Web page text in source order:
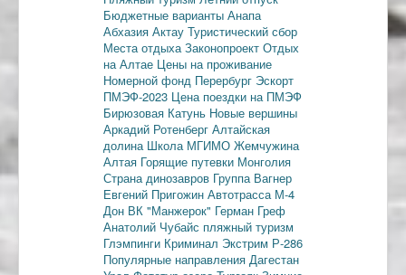
Бюджетные варианты Анапа
Абхазия Актау Туристический сбор
Места отдыха Законопроект Отдых
на Алтае Цены на проживание
Номерной фонд Перербург Эскорт
ПМЭФ-2023 Цена поездки на ПМЭФ
Бирюзовая Катунь Новые вершины
Аркадий Ротенберг Алтайская
долина Школа МГИМО Жемчужина
Алтая Горящие путевки Монголия
Страна динозавров Группа Вагнер
Евгений Пригожин Автотрасса М-4
Дон ВК "Манжерок" Герман Греф
Анатолий Чубайс пляжный туризм
Глэмпинги Криминал Экстрим Р-286
Популярные направления Дагестан